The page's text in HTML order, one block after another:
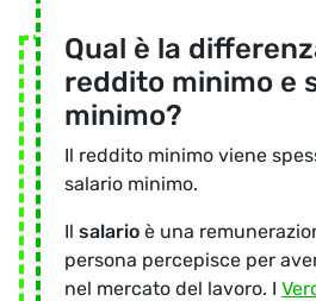
Qual è la
reddito minimo e
minimo?
Il reddito minimo viene
salario minimo.
Il salario è una
persona percepisce per
nel mercato del lavoro. I